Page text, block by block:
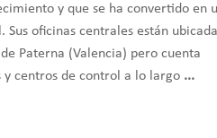
y que se ha convertido en
oficinas centrales están
Paterna (Valencia) pero cuenta
y centros de control a lo largo ...